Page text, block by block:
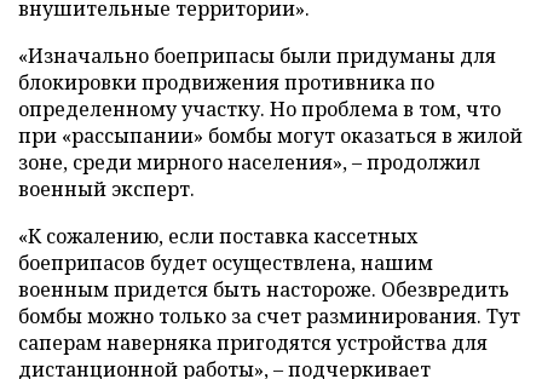
внушительные территории».
«Изначально боеприпасы были придуманы для
блокировки продвижения противника по
определенному участку. Но проблема в том, что
при «рассыпании» бомбы могут оказаться в жилой
зоне, среди мирного населения», – продолжил
военный эксперт.
«К сожалению, если поставка кассетных
боеприпасов будет осуществлена, нашим
военным придется быть настороже. Обезвредить
бомбы можно только за счет разминирования. Тут
саперам наверняка пригодятся устройства для
дистанционной работы», – подчеркивает